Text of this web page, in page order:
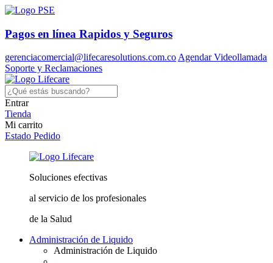
Pagos en línea Rapidos y Seguros
gerenciacomercial@lifecaresolutions.com.coAgendar Videollamada
Soporte y Reclamaciones
Entrar
Tienda
Mi carrito
Estado Pedido
Soluciones efectivas
al servicio de los profesionales
de la Salud
Administración de Liquido
Administración de Liquido